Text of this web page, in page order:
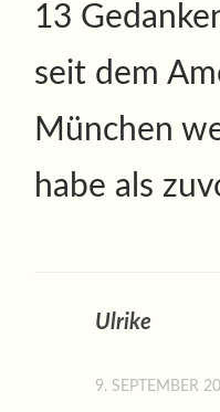
13
seit dem
München
habe als
Ulrike
9. SEPTEMBER